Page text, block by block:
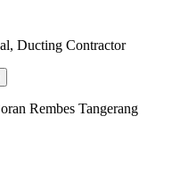
Ducting Contractor
Rembes Tangerang